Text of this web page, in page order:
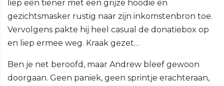
liep een tiener met een grijze hoodie en
gezichtsmasker rustig naar zijn inkomstenbron toe.
Vervolgens pakte hij heel casual de donatiebox op
en liep ermee weg. Kraak gezet…
Ben je net beroofd, maar Andrew bleef gewoon
doorgaan. Geen paniek, geen sprintje erachteraan,